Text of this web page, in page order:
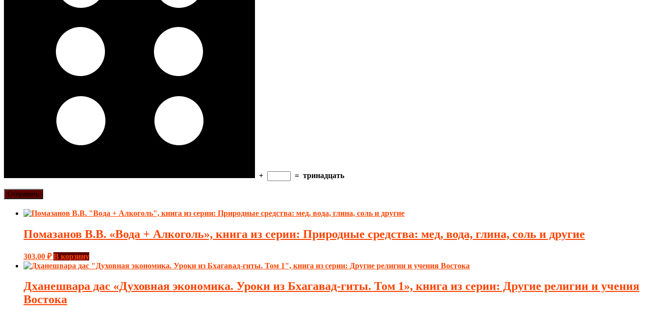
+ = тринадцать
Помазанов В.В. «Вода + Алкоголь», книга из серии: Природные средства: мед, вода, глина, соль и другие
303.00 ₽ В корзину
Дханешвара дас «Духовная экономика. Уроки из Бхагавад-гиты. Том 1», книга из серии: Другие религии и учения
Востока